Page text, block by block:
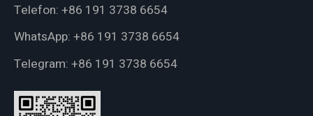
Telefon: +86 191 3738 6654
WhatsApp: +86 191 3738 6654
Telegram: +86 191 3738 6654